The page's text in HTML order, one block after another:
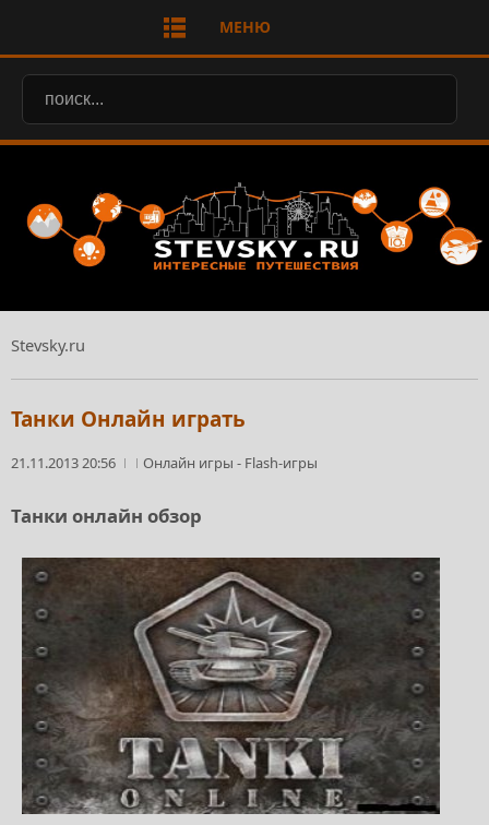
МЕНЮ
Stevsky.ru
Танки Онлайн играть
21.11.2013 20:56 Онлайн игры - Flash-игры
Танки онлайн обзор